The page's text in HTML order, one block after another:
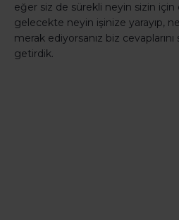
eğer siz de sürekli neyin sizin için
gelecekte neyin işinize yarayıp,
merak ediyorsanız biz
getirdik.